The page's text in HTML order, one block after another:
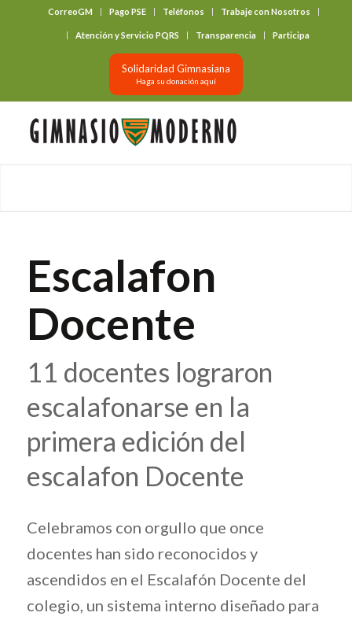
CorreoGM Pago PSE Teléfonos Trabaje con Nosotros
Atención y Servicio PQRS Transparencia Participa
Solidaridad Gimnasiana
Haga su donación aquí
Escalafon
Docente
11 docentes lograron
escalafonarse en la
primera edición del
escalafon Docente
Celebramos con orgullo que once
docentes han sido reconocidos y
ascendidos en el Escalafón Docente del
colegio, un sistema interno diseñado para